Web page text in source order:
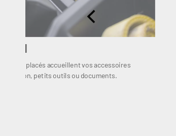
placés accueillent vos accessoires
boisson, petits outils ou documents.